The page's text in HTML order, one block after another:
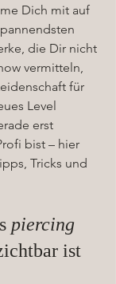
Dich mit auf
die Dir nicht
vermitteln,
für
Level
erst
bist – hier
Tricks und
piercing
ist